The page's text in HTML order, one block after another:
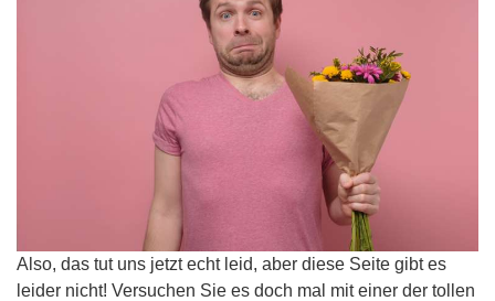
Also, das tut uns jetzt echt leid, aber diese Seite gibt es
leider nicht! Versuchen Sie es doch mal mit einer der tollen